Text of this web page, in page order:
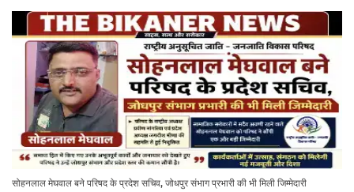
सोहनलाल मेघवाल बने परिषद के प्रदेश सचिव, जोधपुर संभाग प्रभारी की भी मिली जिम्मेदारी